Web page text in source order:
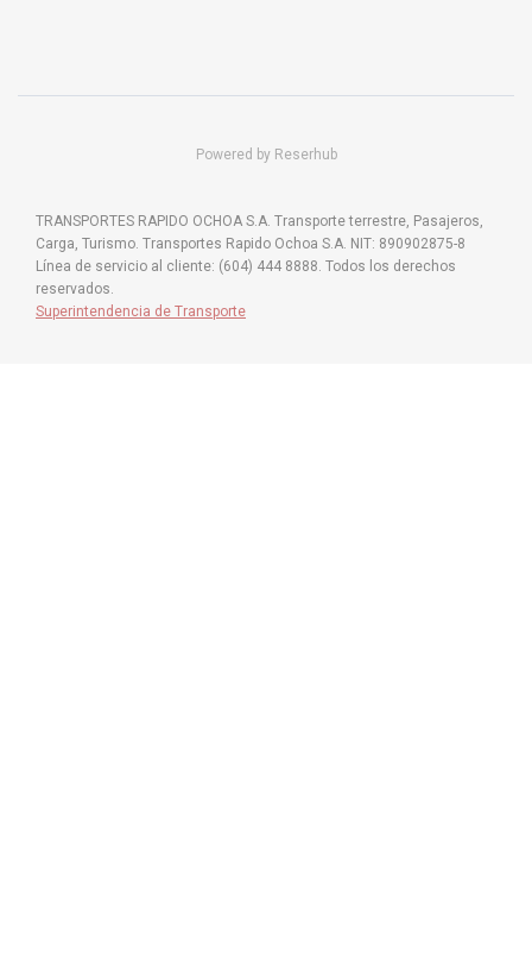
Powered by Reserhub
TRANSPORTES RAPIDO OCHOA S.A. Transporte terrestre, Pasajeros,
Carga, Turismo. Transportes Rapido Ochoa S.A. NIT: 890902875-8
Línea de servicio al cliente: (604) 444 8888. Todos los derechos
reservados.
Superintendencia de Transporte